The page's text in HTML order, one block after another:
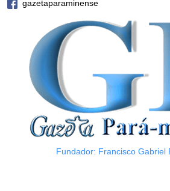
gazetaparaminense
Fundador: Francisco Gabriel